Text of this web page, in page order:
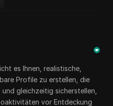
es Ihnen, realistische,
Profile zu erstellen, die
gleichzeitig sicherstellen,
vor Entdeckung